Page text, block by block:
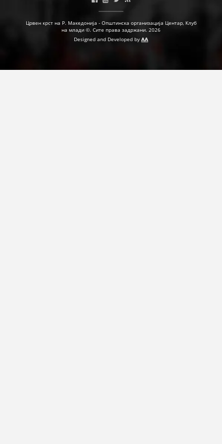
Црвен крст на Р. Македонија - Општинска организација Центар, Клуб
на млади ©. Сите права задржани. 2026
Designed and Developed by AA